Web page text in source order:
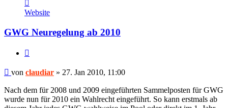
von
claudiar
Website
GWG Neuregelung ab 2010
Beitrag
von claudiar » 27. Jan 2010, 11:00
Nach dem für 2008 und 2009 eingeführten Sammelposten für GWG
wurde nun für 2010 ein Wahlrecht eingeführt. So kann erstmals ab